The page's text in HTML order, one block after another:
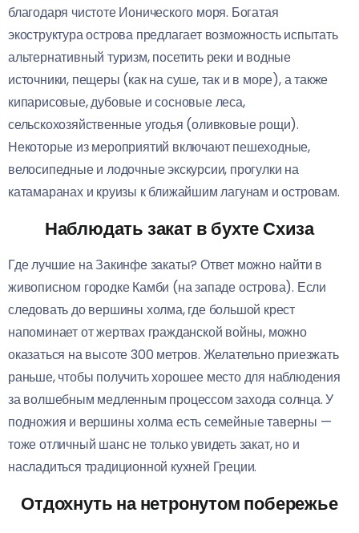
благодаря чистоте Ионического моря. Богатая
экоструктура острова предлагает возможность испытать
альтернативный туризм, посетить реки и водные
источники, пещеры (как на суше, так и в море), а также
кипарисовые, дубовые и сосновые леса,
сельскохозяйственные угодья (оливковые рощи).
Некоторые из мероприятий включают пешеходные,
велосипедные и лодочные экскурсии, прогулки на
катамаранах и круизы к ближайшим лагунам и островам.
Наблюдать закат в бухте Схиза
Где лучшие на Закинфе закаты? Ответ можно найти в
живописном городке Камби (на западе острова). Если
следовать до вершины холма, где большой крест
напоминает от жертвах гражданской войны, можно
оказаться на высоте 300 метров. Желательно приезжать
раньше, чтобы получить хорошее место для наблюдения
за волшебным медленным процессом захода солнца. У
подножия и вершины холма есть семейные таверны —
тоже отличный шанс не только увидеть закат, но и
насладиться традиционной кухней Греции.
Отдохнуть на нетронутом побережье